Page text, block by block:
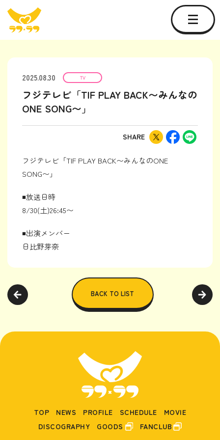
2025.08.30 TV
フジテレビ「TIF PLAY BACK〜みんなの
ONE SONG〜」
SHARE
フジテレビ「TIF PLAY BACK〜みんなのONE
SONG〜」
◾️放送日時
8/30(土)26:45〜
◾️出演メンバー
日比野芽奈
BACK TO LIST
TOP NEWS PROFILE SCHEDULE
MOVIE
DISCOGRAPHY
GOODS FANCLUB